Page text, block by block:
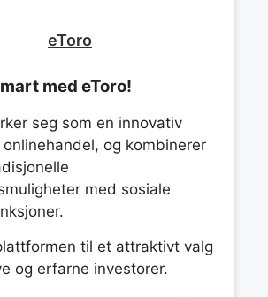
eToro
med eToro!
seg som en innovativ
og kombinerer
med sosiale
til et attraktivt valg
og erfarne investorer.